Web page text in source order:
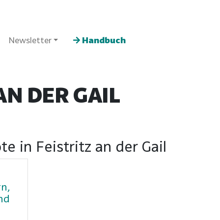
Newsletter Handbuch
DER GAIL
in Feistritz an der Gail